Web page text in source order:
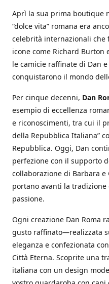
Aprì la sua prima boutique
“dolce vita” romana era
celebrità internazionali che
icone come Richard Burton
le camicie raffinate di Dan
conquistarono il mondo
Per cinque decenni, Dan
esempio di eccellenza
e riconoscimenti, tra cui il
della Repubblica Italiana”
Repubblica. Oggi, Dan
perfezione con il supporto
collaborazione di Barbara
portano avanti la
passione.
Ogni creazione Dan Roma
gusto raffinato—realizzata
eleganza e confezionata
Città Eterna. Scoprite una
italiana con un design